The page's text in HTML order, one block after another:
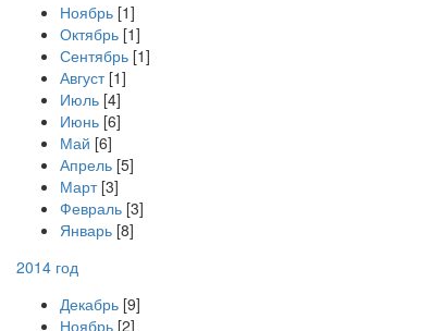
Ноябрь [1]
Октябрь [1]
Сентябрь [1]
Август[1]
Июль [4]
Июнь [6]
Май [6]
Апрель [5]
Март[3]
Февраль [3]
Январь [8]
2014 год
Декабрь [9]
Ноябрь [2]